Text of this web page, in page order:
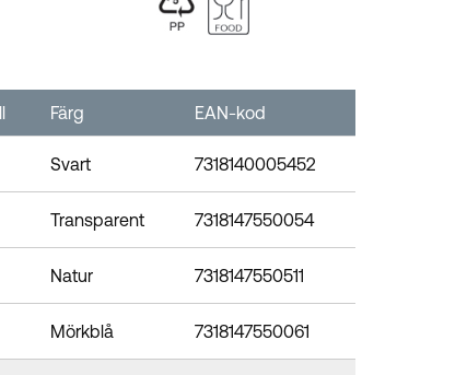
Färg EAN-kod
Svart 7318140005452
Transparent 7318147550054
Natur 7318147550511
Mörkblå 7318147550061